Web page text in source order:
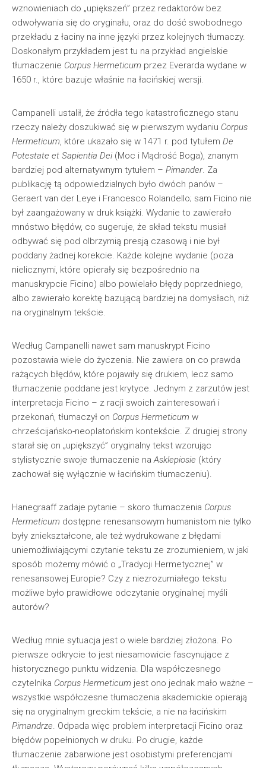
wznowieniach do „upiększeń” przez redaktorów bez
odwoływania się do oryginału, oraz do dość swobodnego
przekładu z łaciny na inne języki przez kolejnych tłumaczy.
Doskonałym przykładem jest tu na przykład angielskie
tłumaczenie Corpus Hermeticum przez Everarda wydane w
1650 r., które bazuje właśnie na łacińskiej wersji.
Campanelli ustalił, że źródła tego katastroficznego stanu
rzeczy należy doszukiwać się w pierwszym wydaniu Corpus
Hermeticum, które ukazało się w 1471 r. pod tytułem De
Potestate et Sapientia Dei (Moc i Mądrość Boga), znanym
bardziej pod alternatywnym tytułem – Pimander. Za
publikację tą odpowiedzialnych było dwóch panów –
Geraert van der Leye i Francesco Rolandello; sam Ficino nie
był zaangażowany w druk książki. Wydanie to zawierało
mnóstwo błędów, co sugeruje, że skład tekstu musiał
odbywać się pod olbrzymią presją czasową i nie był
poddany żadnej korekcie. Każde kolejne wydanie (poza
nielicznymi, które opierały się bezpośrednio na
manuskrypcie Ficino) albo powielało błędy poprzedniego,
albo zawierało korektę bazującą bardziej na domysłach, niż
na oryginalnym tekście.
Według Campanelli nawet sam manuskrypt Ficino
pozostawia wiele do życzenia. Nie zawiera on co prawda
rażących błędów, które pojawiły się drukiem, lecz samo
tłumaczenie poddane jest krytyce. Jednym z zarzutów jest
interpretacja Ficino – z racji swoich zainteresowań i
przekonań, tłumaczył on Corpus Hermeticum w
chrześcijańsko-neoplatońskim kontekście. Z drugiej strony
starał się on „upiększyć” oryginalny tekst wzorując
stylistycznie swoje tłumaczenie naAsklepiosie (który
zachował się wyłącznie w łacińskim tłumaczeniu).
Hanegraaff zadaje pytanie – skoro tłumaczenia Corpus
Hermeticum dostępne renesansowym humanistom nie tylko
były zniekształcone, ale też wydrukowane z błędami
uniemożliwiającymi czytanie tekstu ze zrozumieniem, w jaki
sposób możemy mówić o „Tradycji Hermetycznej” w
renesansowej Europie? Czy z niezrozumiałego tekstu
możliwe było prawidłowe odczytanie oryginalnej myśli
autorów?
Według mnie sytuacja jest o wiele bardziej złożona. Po
pierwsze odkrycie to jest niesamowicie fascynujące z
historycznego punktu widzenia. Dla współczesnego
czytelnika Corpus Hermeticum jest ono jednak mało ważne –
wszystkie współczesne tłumaczenia akademickie opierają
się na oryginalnym greckim tekście, a nie na łacińskim
Pimandrze. Odpada więc problem interpretacji Ficino oraz
błędów popełnionych w druku. Po drugie, każde
tłumaczenie zabarwione jest osobistymi preferencjami